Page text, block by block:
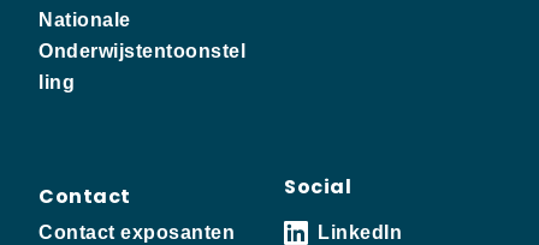
Nationale
Onderwijstentoonstel
ling
Contact
Contact exposanten
Social
LinkedIn